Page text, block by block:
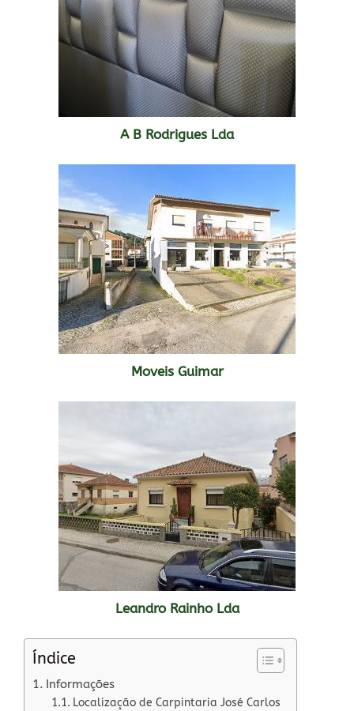
A B Rodrigues Lda
Moveis Guimar
Leandro Rainho Lda
Índice
Informações
Localização de Carpintaria José Carlos